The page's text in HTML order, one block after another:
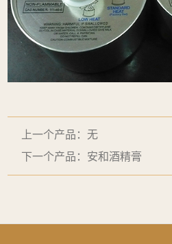
上一个产品：无
下一个产品：安和酒精膏